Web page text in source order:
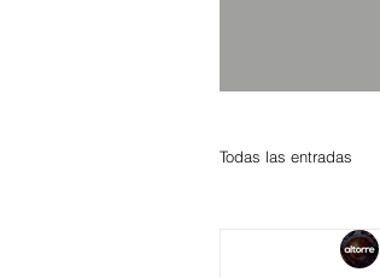
Todas las entradas
Nacional